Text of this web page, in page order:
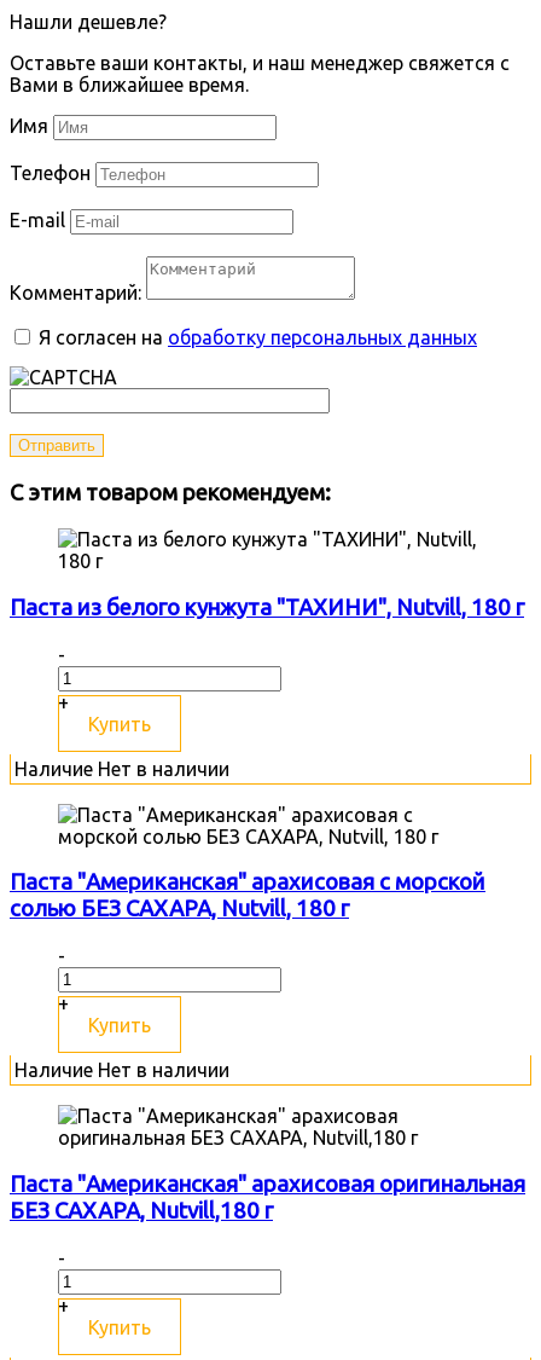
Нашли дешевле?
Оставьте ваши контакты, и наш менеджер свяжется с
Вами в ближайшее время.
Имя
Телефон
E-mail
Комментарий:
Я согласен на обработку персональных данных
Отправить
С этим товаром рекомендуем:
Паста из белого кунжута "ТАХИНИ", Nutvill, 180 г
-
+
Купить
Наличие Нет в наличии
Паста "Американская" арахисовая с морской
солью БЕЗ САХАРА, Nutvill, 180 г
-
+
Купить
Наличие Нет в наличии
Паста "Американская" арахисовая оригинальная
БЕЗ САХАРА, Nutvill,180 г
-
+
Купить